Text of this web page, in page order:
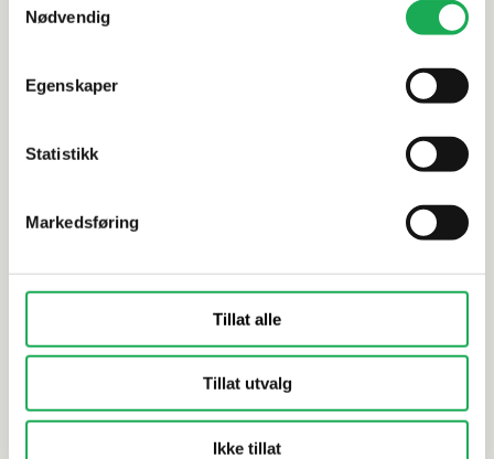
Nødvendig
Egenskaper
Statistikk
Markedsføring
Tillat alle
Tillat utvalg
Ikke tillat
Flis
LA FENICE SANT'